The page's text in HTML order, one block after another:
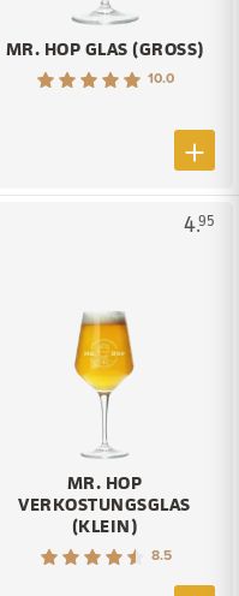
MR. HOP GLAS (GROSS)
10.0
4.95
MR. HOP
VERKOSTUNGSGLAS
(KLEIN)
8.5